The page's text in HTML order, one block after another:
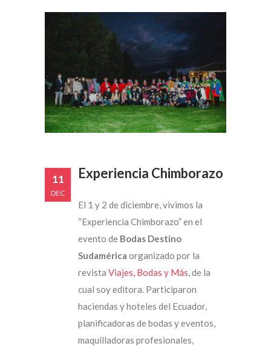
11
DEC
Experiencia Chimborazo
El 1 y 2 de diciembre, vivimos la
“Experiencia Chimborazo” en el
evento de Bodas Destino
Sudamérica organizado por la
revista Viajes, Bodas y Más, de la
cual soy editora. Participaron
haciendas y hoteles del Ecuador,
planificadoras de bodas y eventos,
maquilladoras profesionales,